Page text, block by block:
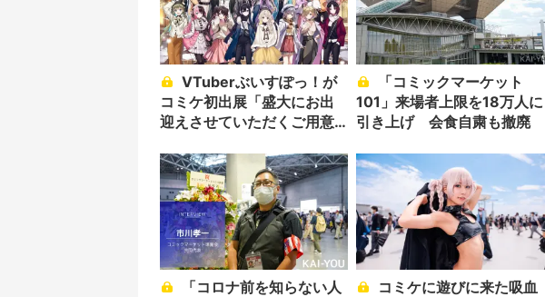
コミケ初出展「盛大にお出
迎えさせていただくご用意
101」来場者上限を18万人に
引き上げ 会食自粛も撤廃